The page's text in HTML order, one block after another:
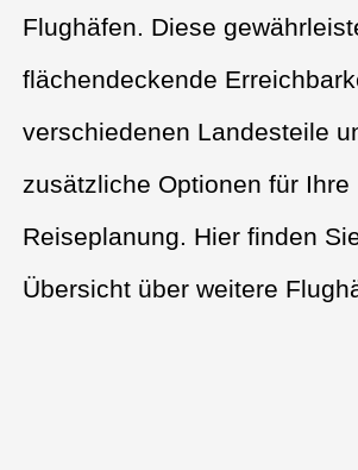
Flughäfen. Diese
flächendeckende
verschiedenen Landesteile
zusätzliche Optionen für Ihre
Reiseplanung. Hier finden
Übersicht über weitere